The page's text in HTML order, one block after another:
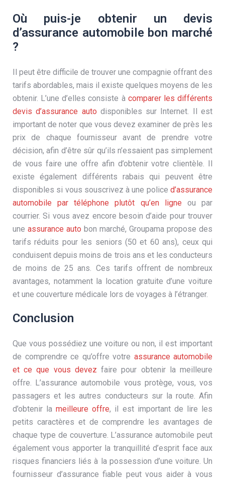
Où puis-je obtenir un devis
d’assurance automobile bon marché
?
Il peut être difficile de trouver une compagnie offrant des
tarifs abordables, mais il existe quelques moyens de les
obtenir. L’une d’elles consiste à comparer les différents
devis d’assurance auto disponibles sur Internet. Il est
important de noter que vous devez examiner de près les
prix de chaque fournisseur avant de prendre votre
décision, afin d’être sûr qu’ils n’essaient pas simplement
de vous faire une offre afin d’obtenir votre clientèle. Il
existe également différents rabais qui peuvent être
disponibles si vous souscrivez à une police d’assurance
automobile par téléphone plutôt qu’en ligne ou par
courrier. Si vous avez encore besoin d’aide pour trouver
une assurance auto bon marché, Groupama propose des
tarifs réduits pour les seniors (50 et 60 ans), ceux qui
conduisent depuis moins de trois ans et les conducteurs
de moins de 25 ans. Ces tarifs offrent de nombreux
avantages, notamment la location gratuite d’une voiture
et une couverture médicale lors de voyages à l’étranger.
Conclusion
Que vous possédiez une voiture ou non, il est important
de comprendre ce qu’offre votre assurance automobile
et ce que vous devez faire pour obtenir la meilleure
offre. L’assurance automobile vous protège, vous, vos
passagers et les autres conducteurs sur la route. Afin
d’obtenir lameilleure offre, il est important de lire les
petits caractères et de comprendre les avantages de
chaque type de couverture. L’assurance automobile peut
également vous apporter la tranquillité d’esprit face aux
risques financiers liés à la possession d’une voiture. Un
fournisseur d’assurance fiable peut vous aider à vous